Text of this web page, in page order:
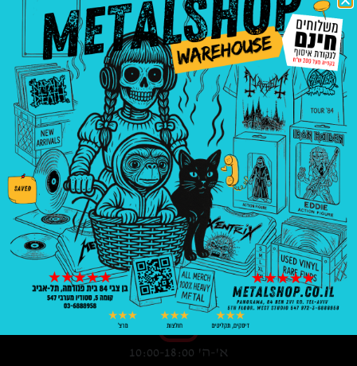
₪
8
—
₪
3008
בניין פנורמה, בן צבי 84, ת"א קומה 5, סטודיו
547
03-6888958
א'-ה' 10:00-18:00